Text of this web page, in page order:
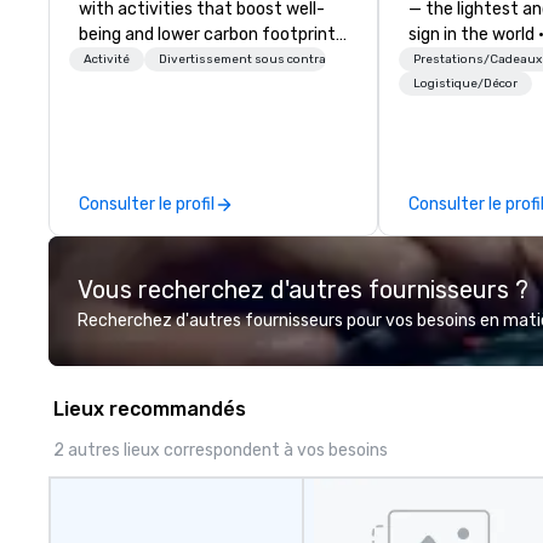
with activities that boost well-
being and lower carbon footprints.
Explore the world on the run with
Activité Divertissement sous contrat
Consulter le profil
— the lightest
sign in the world
Dark Auditoriums
Recognition •
Connect with us
information, or
and we will
presentation
brand.
Prestations/Cadeaux
Logistique/Décor
Consulter le profil
Vous recherchez d'autres fournisseurs ?
Recherchez d'autres fournisseurs pour vos besoins en
Lieux recommandés
2 autres lieux correspondent à vos besoins